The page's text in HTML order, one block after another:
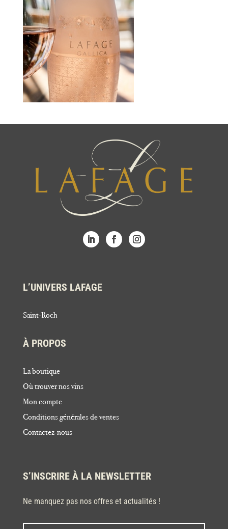
L’UNIVERS LAFAGE
Saint-Roch
À PROPOS
La boutique
Où trouver nos vins
Mon compte
Conditions générales de ventes
Contactez-nous
S’INSCRIRE À LA NEWSLETTER
Ne manquez pas nos offres et actualités !
Nom * Nom